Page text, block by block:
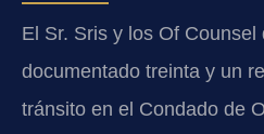
El Sr. Sris y los Of Counsel
documentado treinta y un
tránsito en el Condado de